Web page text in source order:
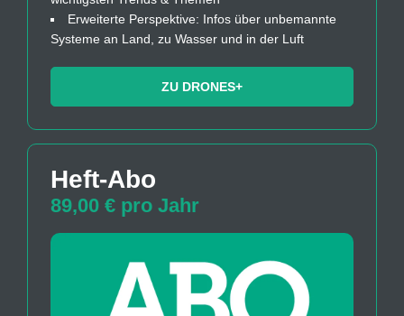
Erweiterte Perspektive: Infos über unbemannte
Systeme an Land, zu Wasser und in der Luft
ZU DRONES+
Heft-Abo
89,00 € pro Jahr